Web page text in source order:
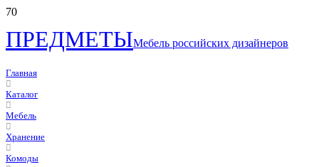
ПРЕДМЕТЫМебель российских дизайнеров
Главная
Каталог
Мебель
Хранение
Комоды